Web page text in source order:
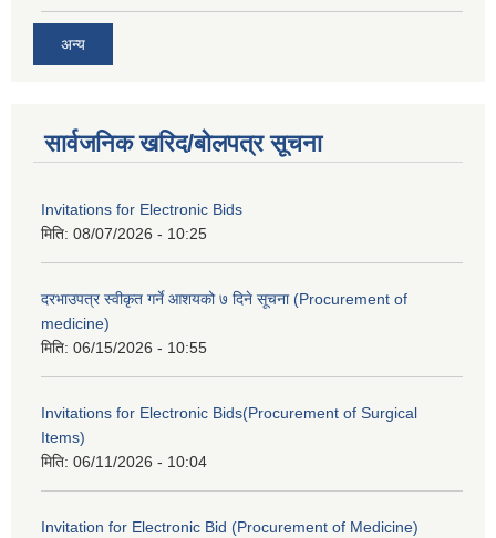
अन्य
सार्वजनिक खरिद/बोलपत्र सूचना
Invitations for Electronic Bids
मिति: 08/07/2026 - 10:25
दरभाउपत्र स्वीकृत गर्ने आशयको ७ दिने सूचना (Procurement of
medicine)
मिति: 06/15/2026 - 10:55
Invitations for Electronic Bids(Procurement of Surgical
Items)
मिति: 06/11/2026 - 10:04
Invitation for Electronic Bid (Procurement of Medicine)